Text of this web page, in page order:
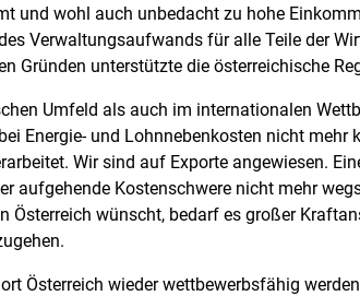
und wohl auch unbedacht zu hohe
Verwaltungsaufwands für alle Teile der
Gründen unterstützte die österreichische
Umfeld als auch im internationalen
Energie- und Lohnnebenkosten nicht
Wir sind auf Exporte angewiesen.
aufgehende Kostenschwere nicht mehr
wünscht, bedarf es großer
Österreich wieder wettbewerbsfähig